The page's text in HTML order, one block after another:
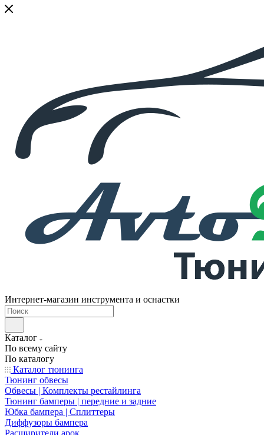
Интернет-магазин инструмента и оснастки
Каталог
По всему сайту
По каталогу
Каталог тюнинга
Тюнинг обвесы
Обвесы | Комплекты рестайлинга
Тюнинг бамперы | передние и задние
Юбка бампера | Сплиттеры
Диффузоры бампера
Расширители арок